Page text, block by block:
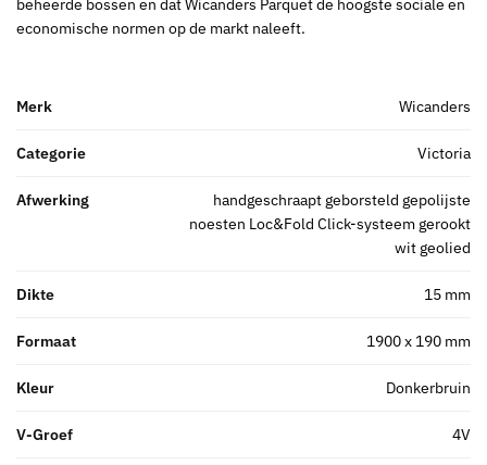
beheerde bossen en dat Wicanders Parquet de hoogste sociale en
economische normen op de markt naleeft.
Merk Wicanders
Categorie Victoria
Afwerking
handgeschraapt geborsteld gepolijste
noesten Loc&Fold Click-systeem gerookt
wit geolied
Dikte 15 mm
Formaat 1900 x 190 mm
Kleur Donkerbruin
V-Groef 4V